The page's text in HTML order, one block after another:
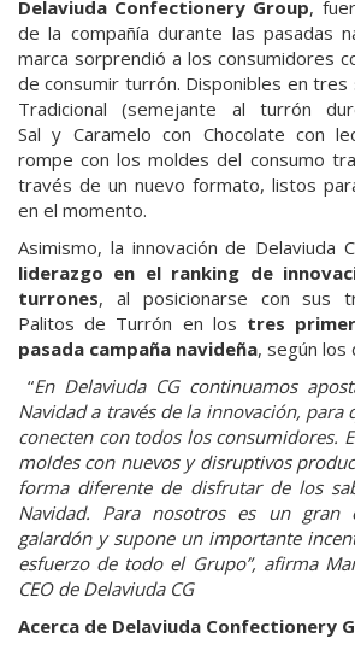
Delaviuda Confectionery Group,
de la compañía durante las pasadas
marca sorprendió a los consumidores
de consumir turrón. Disponibles en
Tradicional (semejante al turrón
Sal y Caramelo con Chocolate con
rompe con los moldes del consumo
través de un nuevo formato, listos
en el momento.
Asimismo, la innovación de Delaviuda
liderazgo en el ranking de
turrones, al posicionarse con sus
Palitos de Turrón en los tres
pasada campaña navideña, según los
“En Delaviuda CG continuamos
Navidad a través de la innovación, para
conecten con todos los consumidores.
moldes con nuevos y disruptivos
forma diferente de disfrutar de los
Navidad. Para nosotros es un gran
galardón y supone un importante
esfuerzo de todo el Grupo”, afirma
CEO de Delaviuda CG
Acerca de Delaviuda Confectionery